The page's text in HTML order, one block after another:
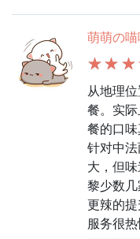
萌萌の
从地理
餐。实
餐的口
针对中
大，但
黎少数
更辣的
服务很